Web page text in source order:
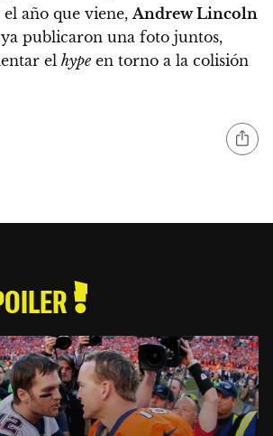
el año que viene, Andrew Lincoln
ya publicaron una foto juntos,
el hype en torno a la colisión